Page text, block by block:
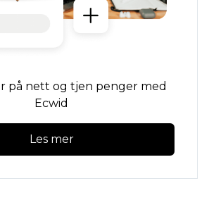
på nett og tjen penger med
Ecwid
Les mer